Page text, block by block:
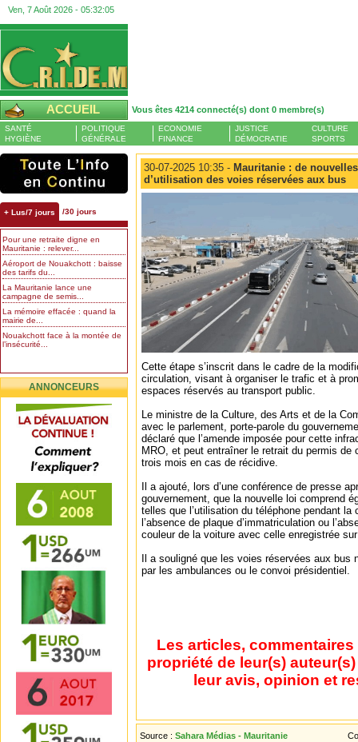
Ven, 7 Août 2026 - 05:32:05
ACCUEIL Vous êtes 4214 connecté(s) dont 0 membre(s)
SANTÉ
HYGIÈNE
POLITIQUE
GÉNÉRALE
ECONOMIE
FINANCE
JUSTICE
DÉMOCRATIE
CULTURE
SPORTS
+ Lus/7 jours /30 jours
Pour une retraite digne en
Mauritanie : relever...
Aéroport de Nouakchott : baisse
des tarifs du...
La Mauritanie lance une
campagne de semis...
La mémoire effacée : quand la
mairie de...
Nouakchott face à la montée de
l’insécurité...
ANNONCEURS
30-07-2025 10:35 - Mauritanie : de
d’utilisation des voies réservées aux bus
Cette étape s’inscrit dans le cadre de la
circulation, visant à organiser le trafic et à
espaces réservés au transport public.
Le ministre de la Culture, des Arts et de la
avec le parlement, porte-parole du
déclaré que l’amende imposée pour cette
MRO, et peut entraîner le retrait du permis de
trois mois en cas de récidive.
Il a ajouté, lors d’une conférence de presse
gouvernement, que la nouvelle loi comprend
telles que l’utilisation du téléphone pendant la
l’absence de plaque d’immatriculation ou
couleur de la voiture avec celle enregistrée
Il a souligné que les voies réservées aux bus
par les ambulances ou le convoi présidentiel.
Les articles,
propriété de leur(s)
leur avis, opinion et
Source : Sahara Médias - Mauritanie